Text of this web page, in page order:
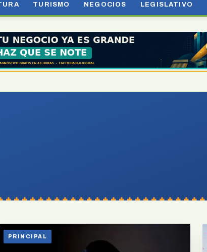
TURISMO NEGOCIOS LEGISLATIVO
PRINCIPAL